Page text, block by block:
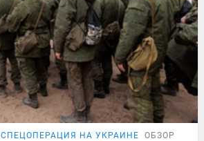
СПЕЦОПЕРАЦИЯ НА УКРАИНЕ ОБЗОР